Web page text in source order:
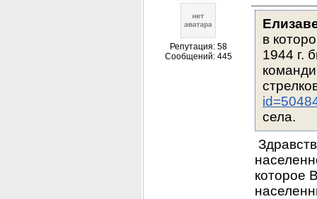
Репутация: 58
Сообщений: 445
в
1944 г.
села.
которое